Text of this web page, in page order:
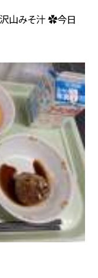
山みそ汁 ✿今日